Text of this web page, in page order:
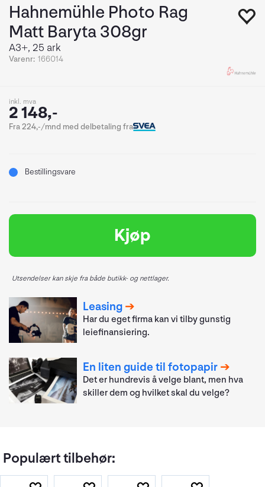
Hahnemühle Photo Rag
Matt Baryta 308gr
A3+, 25 ark
Varenr: 166014
inkl. mva
2 148,-
Fra 224,-/mnd med delbetaling fra
Bestillingsvare
Kjøp
Utsendelser kan skje fra både butikk- og nettlager.
Leasing
Har du eget firma kan vi tilby gunstig
leiefinansiering.
En liten guide til fotopapir
Det er hundrevis å velge blant, men hva
skiller dem og hvilket skal du velge?
Populært tilbehør: